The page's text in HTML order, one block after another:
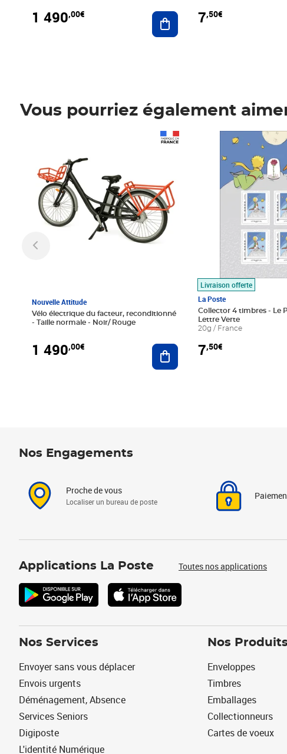
1 490,00€ Ajouter au panier
7,50€
Vous pourriez également
Nouvelle Attitude
Vélo électrique du facteur, reconditionné
- Taille normale - Noir/ Rouge
1 490,00€ Ajouter au panier
Livraison offerte
La Poste
Collector 4 timbres - Le
Lettre Verte
20g / France
7,50€
Prix 7,50€
Nos Engagements
Proche de vous
Localiser un bureau de poste
Applications La Poste Toutes nos applications
Nos Services
Envoyer sans vous déplacer
Envois urgents
Déménagement, Absence
Services Seniors
Digiposte
L'identité Numérique
Nos Produits
Enveloppes
Timbres
Emballages
Collectionneurs
Cartes de voeux